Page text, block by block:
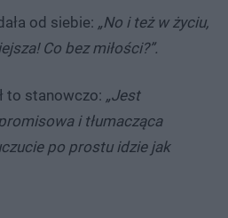
od siebie: „No i też w życiu,
Co bez miłości?”.
to stanowczo: „Jest
i tłumacząca
po prostu idzie jak